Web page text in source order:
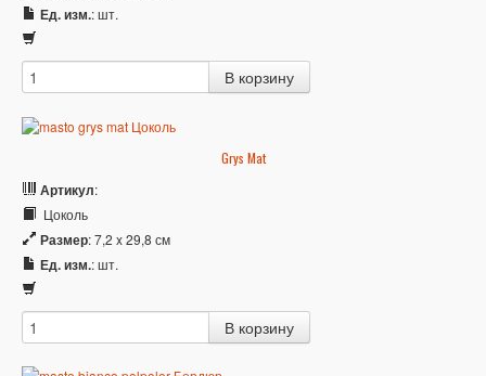
Ед. изм.: шт.
Grys Mat
Артикул:
Цоколь
Размер: 7,2 x 29,8 см
Ед. изм.: шт.